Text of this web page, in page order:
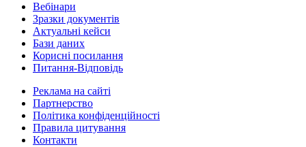
Вебінари
Зразки документів
Актуальні кейси
Бази даних
Корисні посилання
Питання-Відповідь
Реклама на сайтi
Партнерство
Політика конфіденційності
Правила цитування
Контакти